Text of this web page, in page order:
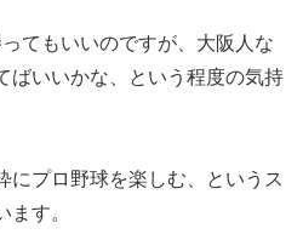
てもいいのですが、大阪人な
ばいいかな、という程度の気持
にプロ野球を楽しむ、というス
ます。